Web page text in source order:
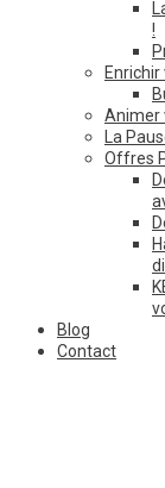
!
Animer
La
Offres
Blog
Contact